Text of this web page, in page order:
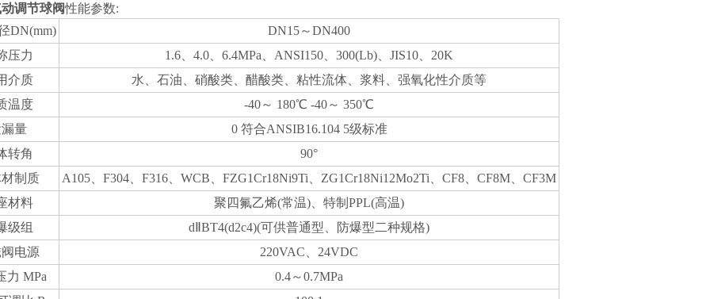
调节球阀性能参数:
DN(mm)
DN15～DN400
压力
1.6、4.0、6.4MPa、ANSI150、300(Lb)、JIS10、20K
介质
水、石油、硝酸类、醋酸类、粘性流体、浆料、强氧化性介质等
温度
-40～ 180℃ -40～ 350℃
量
0 符合ANSIB16.104 5级标准
转角
90°
制质
A105、F304、F316、WCB、FZG1Cr18Ni9Ti、ZG1Cr18Ni12Mo2Ti、CF8、CF8M、CF3M
材料
聚四氟乙烯(常温)、特制PPL(高温)
级组
dⅡBT4(d2c4)(可供普通型、防爆型二种规格)
电源
220VAC、24VDC
力 MPa
0.4～0.7MPa